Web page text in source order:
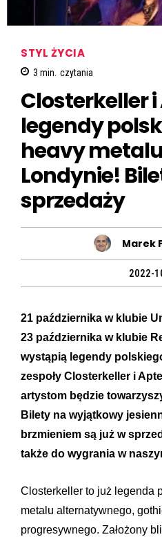
STYL ŻYCIA
3 min. czytania
Closterkeller
legendy
heavy
Londynie!
sprzedaży
Marek
2022-
21 października w klubie
23 października w klubie
wystąpią legendy
zespoły Closterkeller i
artystom będzie
Bilety na wyjątkowy
brzmieniem są już w
także do wygrania w
Closterkeller to już legenda
metalu alternatywnego,
progresywnego. Założony